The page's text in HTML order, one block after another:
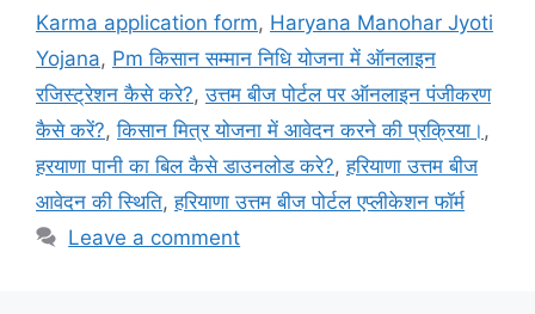
Karma application form, Haryana Manohar Jyoti
Yojana, Pm किसान सम्मान निधि योजना में ऑनलाइन
रजिस्ट्रेशन कैसे करे?,उत्तम बीज पोर्टल पर ऑनलाइन पंजीकरण
कैसे करें?,किसान मित्र योजना में आवेदन करने की प्रक्रिया। ,
हरयाणा पानी का बिल कैसे डाउनलोड करे?,हरियाणा उत्तम बीज
आवेदन की स्थिति,हरियाणा उत्तम बीज पोर्टल एप्लीकेशन फॉर्म
Leave a comment